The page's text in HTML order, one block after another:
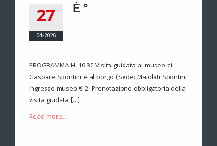
27
04-2026
È °
PROGRAMMA H. 10.30 Visita guidata al museo di
Gaspare Spontini e al borgo (Sede: Maiolati Spontini.
Ingresso museo € 2. Prenotazione obbligatoria della
visita guidata […]
Read more...